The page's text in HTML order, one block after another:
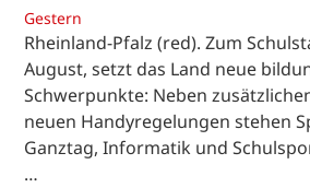
Gestern
Rheinland-Pfalz (red). Zum
August, setzt das Land neue
Schwerpunkte: Neben
neuen Handyregelungen stehen
Ganztag, Informatik und
…